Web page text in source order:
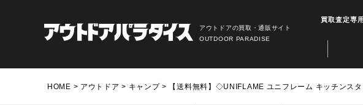
アウトドアの買取・通販サイト
OUTDOOR PARADISE
買取査定専
HOME アウトドア キャンプ 【送料無料】◇UNIFLAME ユニフレーム キッチンス